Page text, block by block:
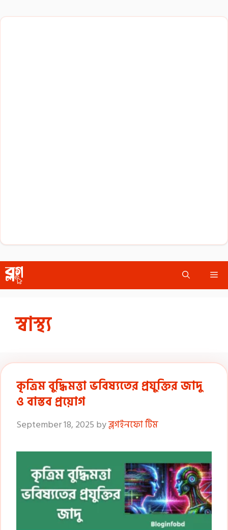
Skip
to
স্বাস্থ্য
কৃত্রিম বুদ্ধিমত্তা ভবিষ্যতের প্রযুক্তির জাদু
ও বাস্তব প্রয়োগ
September 18, 2025 byব্লগইনফো টিম